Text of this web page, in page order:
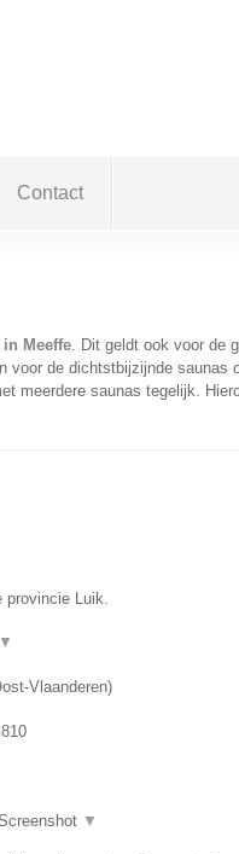
Contact
Meeffe. Dit geldt ook voor de
voor de dichtstbijzijnde saunas
meerdere saunas tegelijk.
provincie Luik.
▼
Vlaanderen)
▼